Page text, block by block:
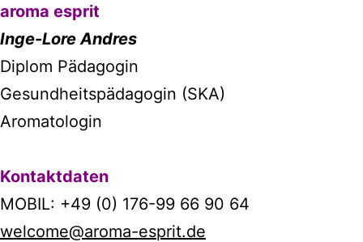
aroma esprit
Inge-Lore Andres
Diplom Pädagogin
Gesundheitspädagogin (SKA)
Aromatologin
Kontaktdaten
MOBIL: +49 (0) 176-99 66 90 64
welcome@aroma-esprit.de